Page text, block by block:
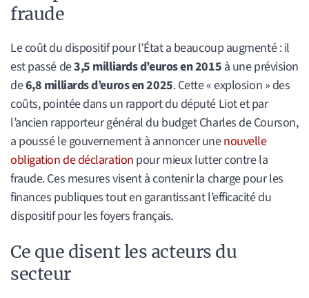
fraude
Le coût du dispositif pour l’État a beaucoup augmenté : il
est passé de3,5 milliards d’euros en 2015 à une prévision
de6,8 milliards d’euros en 2025. Cette « explosion » des
coûts, pointée dans un rapport du député Liot et par
l’ancien rapporteur général du budget Charles de Courson,
a poussé le gouvernement à annoncer unenouvelle
obligation de déclaration pour mieux lutter contre la
fraude. Ces mesures visent à contenir la charge pour les
finances publiques tout en garantissant l’efficacité du
dispositif pour les foyers français.
Ce que disent les acteurs du
secteur